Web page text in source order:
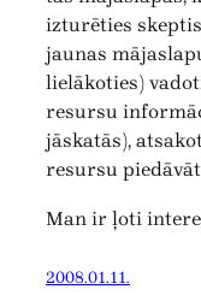
izturēties
jaunas
lielākoties)
resursu
jāskatās),
resursu
Man ir ļoti
2008.01.11.